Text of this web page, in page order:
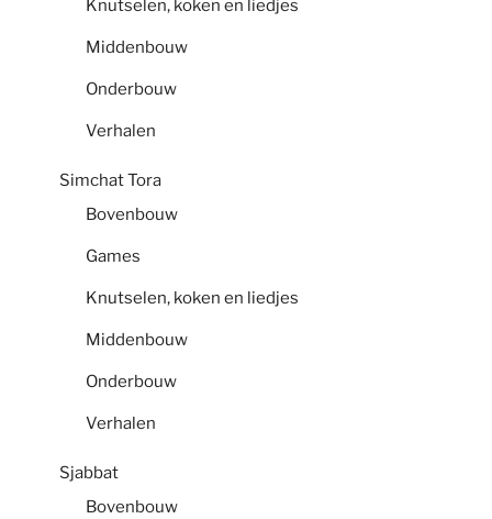
Knutselen, koken en liedjes
Middenbouw
Onderbouw
Verhalen
Simchat Tora
Bovenbouw
Games
Knutselen, koken en liedjes
Middenbouw
Onderbouw
Verhalen
Sjabbat
Bovenbouw